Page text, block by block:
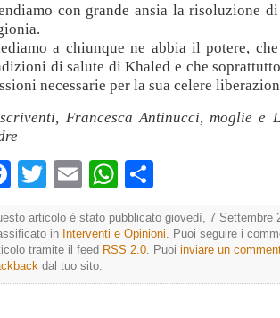
con grande ansia la risoluzione
a chiunque ne abbia il potere,
di salute di Khaled e che
necessarie per la sua celere
Francesca Antinucci, moglie e
Facebook
TwitterEmailWhatsApp
articolo è stato pubblicato giovedì, 7 Settembre
in Interventi e Opinioni . Puoi seguire i
tramite il feed RSS 2.0 . Puoi inviare un
dal tuo sito.